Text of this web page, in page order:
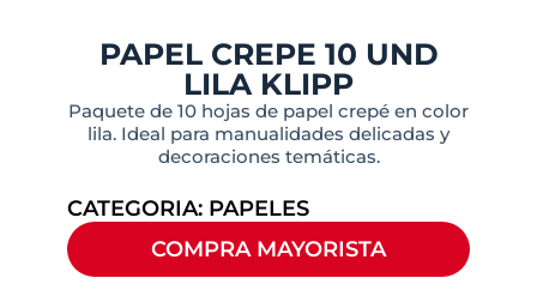
PAPEL CREPE 10 UND
LILA KLIPP
Paquete de 10 hojas de papel crepé en color
lila. Ideal para manualidades delicadas y
decoraciones temáticas.
CATEGORIA: PAPELES
COMPRA MAYORISTA